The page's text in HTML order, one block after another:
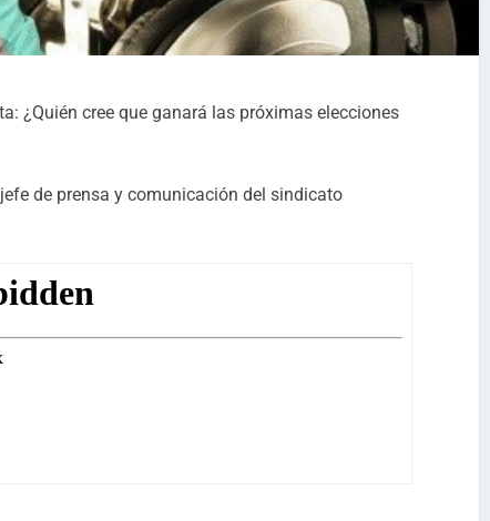
¿Quién cree que ganará las próximas elecciones
de prensa y comunicación del sindicato